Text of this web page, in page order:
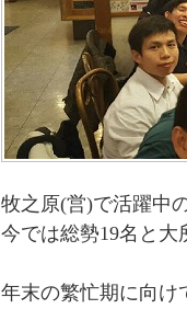
牧之原(営)で活躍中
今では総勢19名と大
年末の繁忙期に向け